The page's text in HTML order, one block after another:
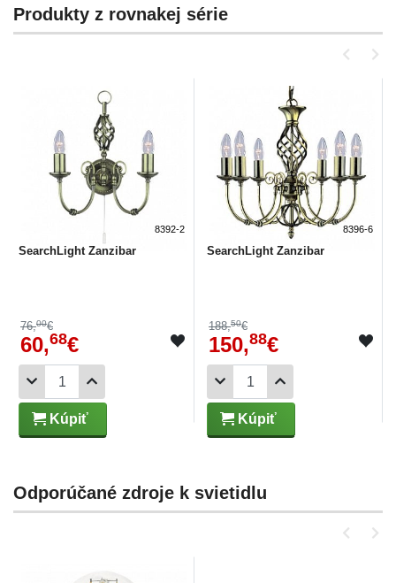
Produkty z rovnakej série
8392-2
SearchLight Zanzibar
76,00€
60,68€
Kúpiť
8396-6
SearchLight Zanzibar
188,50€
150,88€
Kúpiť
Odporúčané zdroje k svietidlu